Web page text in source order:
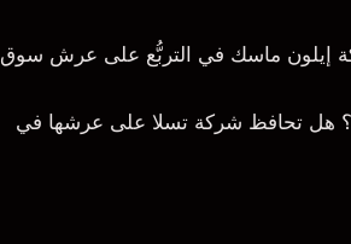
شركة إيلون ماسك في التربُّع على عرش سوق
هل تحافظ شركة تسلا على عرشها في